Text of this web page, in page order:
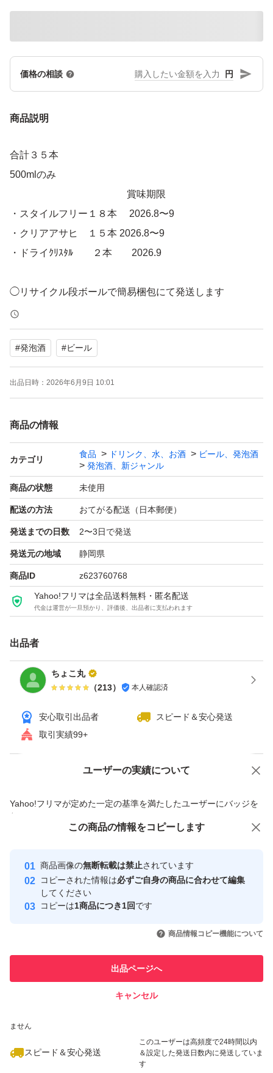
価格の相談 円
商品説明
合計３５本
500mlのみ
賞味期限
・スタイルフリー１８本 2026.8〜9
・クリアアサヒ １５本 2026.8〜9
・ドライｸﾘｽﾀﾙ ２本 2026.9
◯リサイクル段ボールで簡易梱包にて発送します
◯運搬等によるキズ、ヘコミ等ご容赦下さい
#発泡酒 #ビール
出品日時： 2026年6月9日 10:01
商品の情報
カテゴリ
食品 ドリンク、水、お酒
ビール、発泡酒
発泡酒、新ジャンル
商品の状態 未使用
配送の方法 おてがる配送（日本郵便）
発送までの日数 2〜3日で発送
発送元の地域 静岡県
商品ID z623760768
Yahoo!フリマは全品送料無料・匿名配送
代金は運営が一旦預かり、評価後、出品者に支払われます
出品者
ちょこ丸
（213） 本人確認済
安心取引出品者
スピード＆安心発送
取引実績99+
ユーザーの実績について
Yahoo!フリマが定めた一定の基準を満たしたユーザーにバッジを
付与しています
安心取引出品者
心・安全なユーザーです
取引実績
引を完了させた実績があります
での取引実績があります
ません
スピード＆安心発送
このユーザーは高頻度で24時間以内
＆設定した発送日数内に発送していま
す
価格の相談 商品への質問
この商品の情報をコピーします
商品画像の無断転載は禁止されています
コピーされた情報は必ずご自身の商品に合わせて編集
してください
コピーは1商品につき1回です
商品情報コピー機能について
出品ページへ
キャンセル
この商品をみている人にオススメ